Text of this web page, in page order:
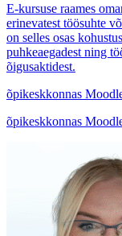
E-kursuse raames
erinevatest töösuhte
on selles osas
puhkeaegadest ning
õigusaktidest.
õpikeskkonnas
õpikeskkonnas